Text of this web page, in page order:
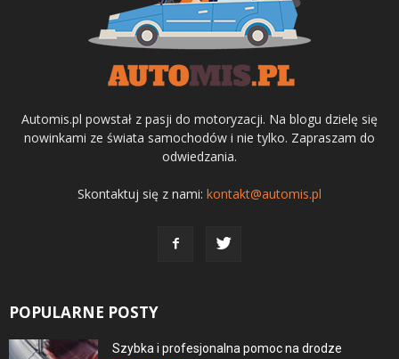
Automis.pl powstał z pasji do motoryzacji. Na blogu dzielę się
nowinkami ze świata samochodów i nie tylko. Zapraszam do
odwiedzania.
Skontaktuj się z nami: kontakt@automis.pl
POPULARNE POSTY
Szybka i profesjonalna pomoc na drodze